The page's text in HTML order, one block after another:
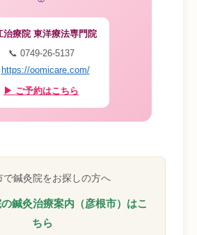
治療院 東洋療法専門院
📞 0749-26-5137
https://oomicare.com/
▶ ご予約はこちら
で鍼灸院をお探しの方へ
鍼灸治療案内（彦根市）はこ
ちら